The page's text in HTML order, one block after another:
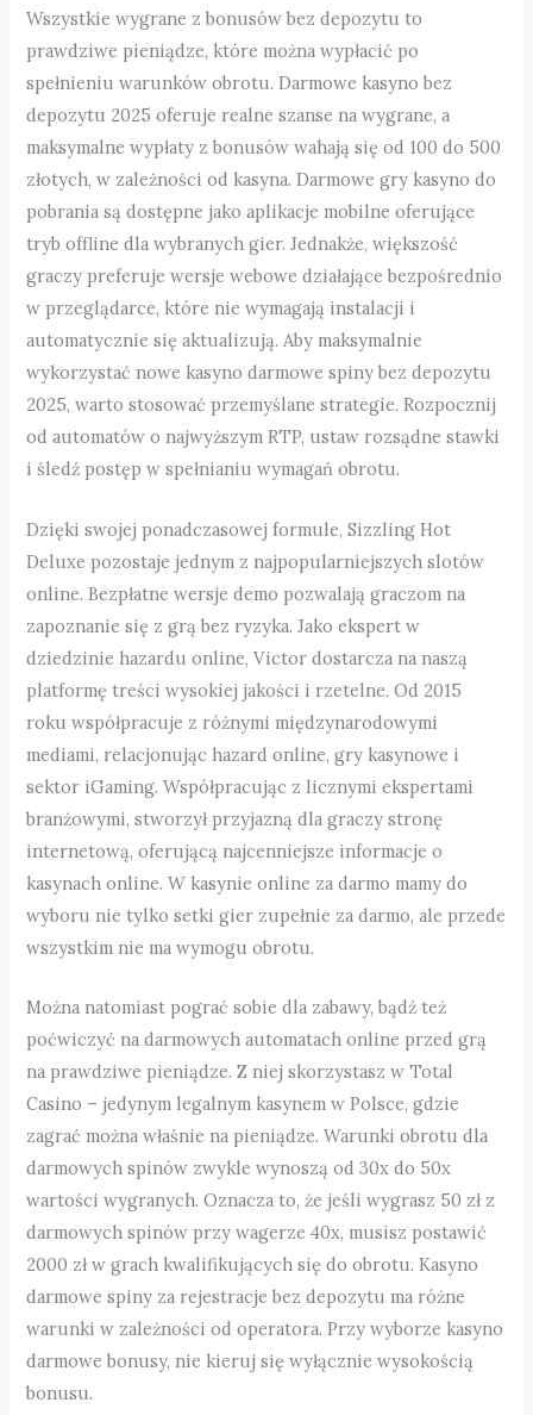
Wszystkie wygrane z bonusów bez depozytu to
prawdziwe pieniądze, które można wypłacić po
spełnieniu warunków obrotu. Darmowe kasyno bez
depozytu 2025 oferuje realne szanse na wygrane, a
maksymalne wypłaty z bonusów wahają się od 100 do 500
złotych, w zależności od kasyna. Darmowe gry kasyno do
pobrania są dostępne jako aplikacje mobilne oferujące
tryb offline dla wybranych gier. Jednakże, większość
graczy preferuje wersje webowe działające bezpośrednio
w przeglądarce, które nie wymagają instalacji i
automatycznie się aktualizują. Aby maksymalnie
wykorzystać nowe kasyno darmowe spiny bez depozytu
2025, warto stosować przemyślane strategie. Rozpocznij
od automatów o najwyższym RTP, ustaw rozsądne stawki
i śledź postęp w spełnianiu wymagań obrotu.
Dzięki swojej ponadczasowej formule, Sizzling Hot
Deluxe pozostaje jednym z najpopularniejszych slotów
online. Bezpłatne wersje demo pozwalają graczom na
zapoznanie się z grą bez ryzyka. Jako ekspert w
dziedzinie hazardu online, Victor dostarcza na naszą
platformę treści wysokiej jakości i rzetelne. Od 2015
roku współpracuje z różnymi międzynarodowymi
mediami, relacjonując hazard online, gry kasynowe i
sektor iGaming. Współpracując z licznymi ekspertami
branżowymi, stworzył przyjazną dla graczy stronę
internetową, oferującą najcenniejsze informacje o
kasynach online. W kasynie online za darmo mamy do
wyboru nie tylko setki gier zupełnie za darmo, ale przede
wszystkim nie ma wymogu obrotu.
Można natomiast pograć sobie dla zabawy, bądź też
poćwiczyć na darmowych automatach online przed grą
na prawdziwe pieniądze. Z niej skorzystasz w Total
Casino – jedynym legalnym kasynem w Polsce, gdzie
zagrać można właśnie na pieniądze. Warunki obrotu dla
darmowych spinów zwykle wynoszą od 30x do 50x
wartości wygranych. Oznacza to, że jeśli wygrasz 50 zł z
darmowych spinów przy wagerze 40x, musisz postawić
2000 zł w grach kwalifikujących się do obrotu. Kasyno
darmowe spiny za rejestracje bez depozytu ma różne
warunki w zależności od operatora. Przy wyborze kasyno
darmowe bonusy, nie kieruj się wyłącznie wysokością
bonusu.